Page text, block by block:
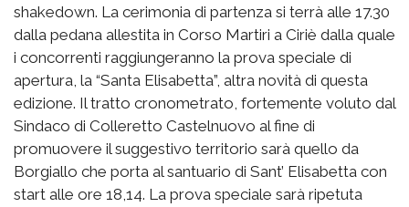
shakedown. La cerimonia di partenza si terrà alle 17.30
dalla pedana allestita in Corso Martiri a Ciriè dalla quale
i concorrenti raggiungeranno la prova speciale di
apertura, la “Santa Elisabetta”, altra novità di questa
edizione. Il tratto cronometrato, fortemente voluto dal
Sindaco di Colleretto Castelnuovo al fine di
promuovere il suggestivo territorio sarà quello da
Borgiallo che porta al santuario di Sant’ Elisabetta con
start alle ore 18,14. La prova speciale sarà ripetuta